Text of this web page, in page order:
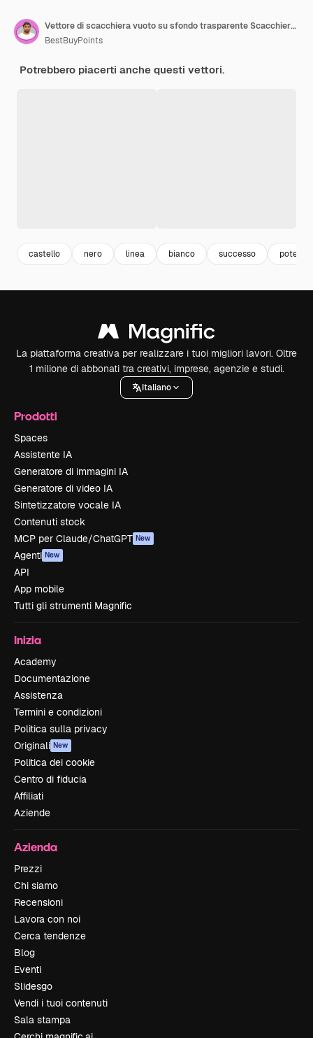
Vettore di scacchiera vuoto su sfondo trasparente Scacchiera bianca e nera
BestBuyPoints
Potrebbero piacerti anche questi vettori.
castello nero linea bianco successo potere
La piattaforma creativa per realizzare i tuoi migliori lavori. Oltre
1 milione di abbonati tra creativi, imprese, agenzie e studi.
Italiano
Prodotti
Spaces
Assistente IA
Generatore di immagini IA
Generatore di video IA
Sintetizzatore vocale IA
Contenuti stock
MCP per Claude/ChatGPT New
Agenti New
API
App mobile
Tutti gli strumenti Magnific
Inizia
Academy
Documentazione
Assistenza
Termini e condizioni
Politica sulla privacy
Originali New
Politica dei cookie
Centro di fiducia
Affiliati
Aziende
Azienda
Prezzi
Chi siamo
Recensioni
Lavora con noi
Cerca tendenze
Blog
Eventi
Slidesgo
Vendi i tuoi contenuti
Sala stampa